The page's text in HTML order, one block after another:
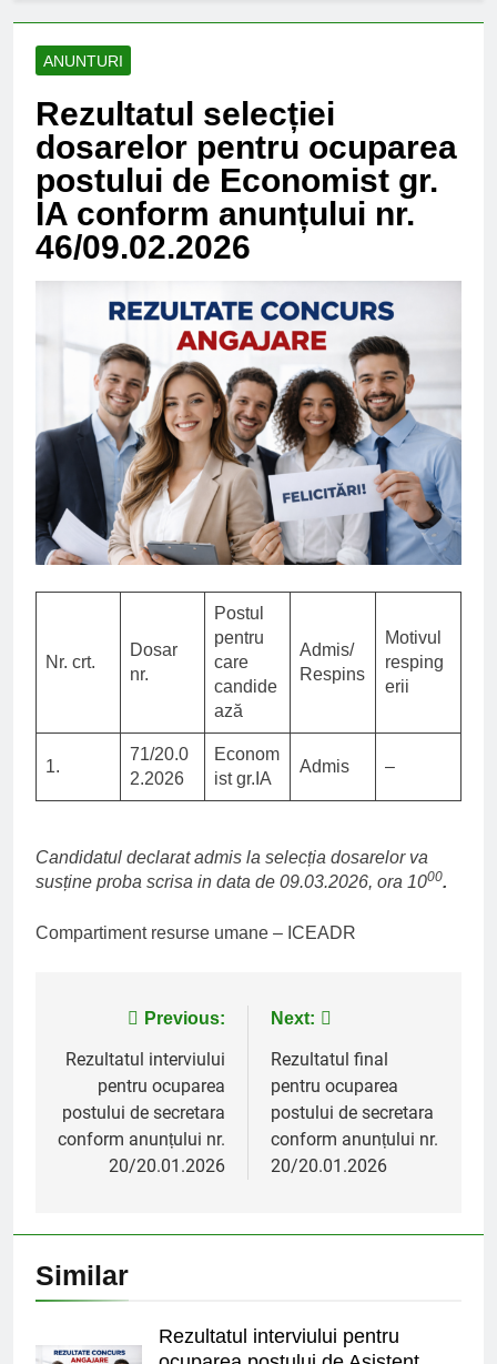
ANUNTURI
Rezultatul selecției
dosarelor pentru ocuparea
postului de Economist gr.
IA conform anunțului nr.
46/09.02.2026
Nr. crt.
Dosar
nr.
Postul
pentru
care
candide
ază
Admis/
Respins
Motivul
resping
erii
1.
71/20.0
2.2026
Econom
ist gr.IA
Admis –
Candidatul declarat admis la selecția dosarelor va
susține proba scrisa in data de 09.03.2026, ora 1000.
Compartiment resurse umane – ICEADR
navigation
Previous:
Rezultatul interviului
pentru ocuparea
postului de secretara
conform anunțului nr.
20/20.01.2026
Next:
Rezultatul final
pentru ocuparea
postului de secretara
conform anunțului nr.
20/20.01.2026
Similar
Rezultatul interviului pentru